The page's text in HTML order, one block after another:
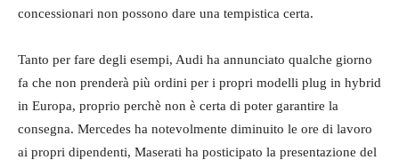
concessionari non possono dare una tempistica certa.
Tanto per fare degli esempi, Audi ha annunciato qualche giorno
fa che non prenderà più ordini per i propri modelli plug in hybrid
in Europa, proprio perchè non è certa di poter garantire la
consegna. Mercedes ha notevolmente diminuito le ore di lavoro
ai propri dipendenti, Maserati ha posticipato la presentazione del